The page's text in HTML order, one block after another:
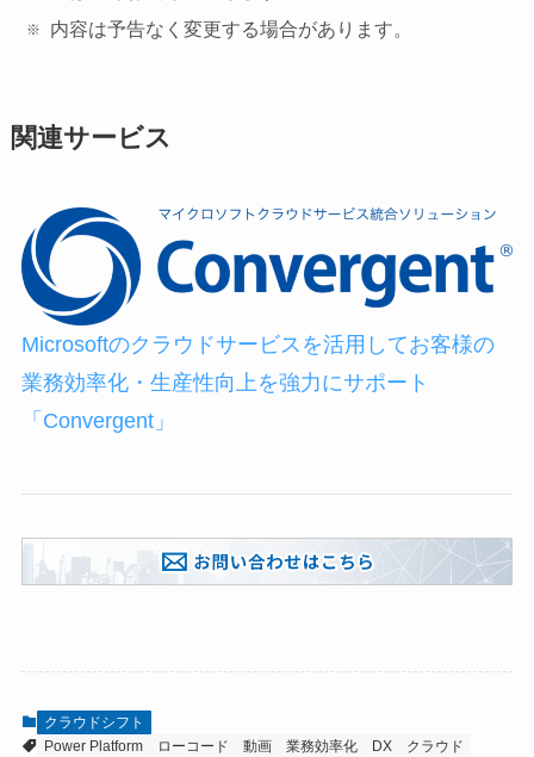
内容は予告なく変更する場合があります。
関連サービス
Microsoftのクラウドサービスを活用してお客様の
業務効率化・生産性向上を強力にサポート
「Convergent」
クラウドシフト
Power Platform
ローコード 動画 業務効率化 DX クラウド